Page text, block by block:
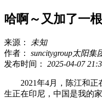
哈啊～又加了一
来源：
未知
作者： suncitygroup太阳集
发布时间： 2025-04-07
2021年4月，陈江和正
生正在印尼，中国是我的